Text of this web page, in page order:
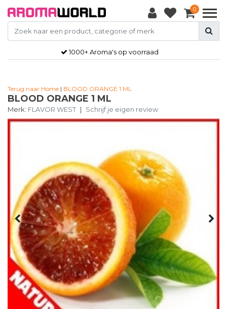
0
1000+ Aroma's op voorraad
Terug naar Home | BLOOD ORANGE 1 ML
BLOOD ORANGE 1 ML
Merk: FLAVOR WEST | Schrijf je eigen review